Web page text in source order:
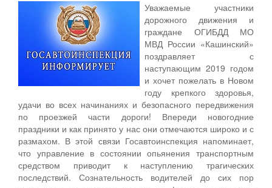
Уважаемые участники
дорожного движения и
граждане ОГИБДД МО
МВД России «Кашинский»
поздравляет с
наступающим 2019 годом
и хочет пожелать в Новом
году крепкого здоровья,
удачи во всех начинаниях и безопасного передвижения
по проезжей части дороги! Впереди новогодние
праздники и как принято у нас они отмечаются широко и с
размахом. В этой связи Госавтоинспекция напоминает,
что управление в состоянии опьянения транспортным
средством приводит к наступлению трагических
последствий. Сознательность водителей до сих пор